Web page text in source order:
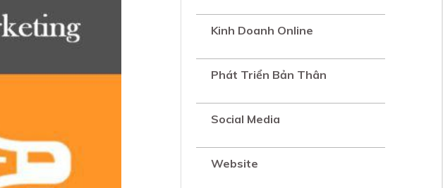
Kinh Doanh Online
Phát Triển Bản Thân
Social Media
Website